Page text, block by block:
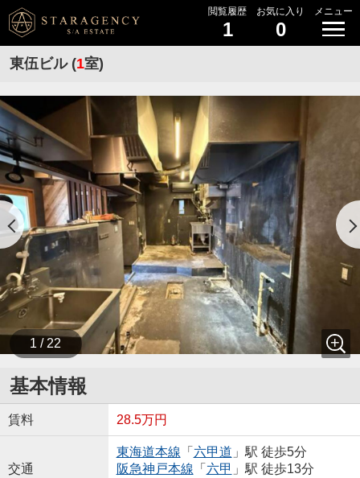
閲覧履歴
1
お気に入り
0
メニュー
東伍ビル (1室)
1 / 22
基本情報
賃料 28.5万円
交通
東海道本線 「 六甲道 」駅 徒歩5分
阪急神戸本線 「 六甲 」駅 徒歩13分